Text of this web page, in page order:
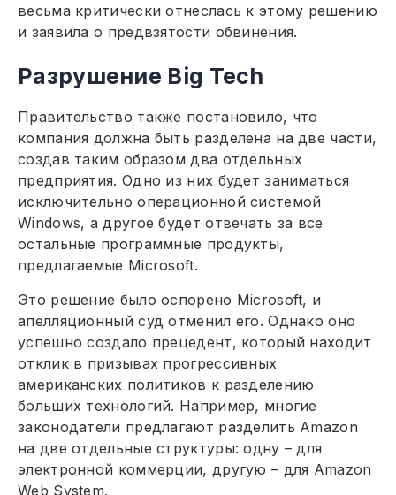
весьма критически отнеслась к этому решению
и заявила о предвзятости обвинения.
Разрушение Big Tech
Правительство также постановило, что
компания должна быть разделена на две части,
создав таким образом два отдельных
предприятия. Одно из них будет заниматься
исключительно операционной системой
Windows, а другое будет отвечать за все
остальные программные продукты,
предлагаемые Microsoft.
Это решение было оспорено Microsoft, и
апелляционный суд отменил его. Однако оно
успешно создало прецедент, который находит
отклик в призывах прогрессивных
американских политиков к разделению
больших технологий. Например, многие
законодатели предлагают разделить Amazon
на две отдельные структуры: одну – для
электронной коммерции, другую – для Amazon
Web System.